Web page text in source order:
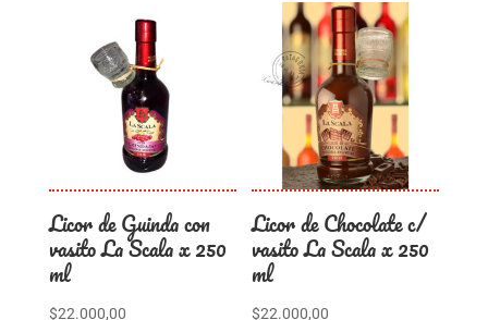
Licor de Guinda con
vasito La Scala x 250
ml
$22.000,00
Licor de Chocolate c/
vasito La Scala x 250
ml
$22.000,00